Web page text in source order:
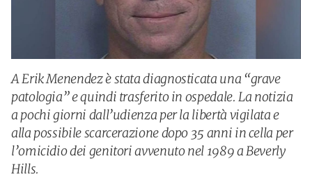
A Erik Menendez è stata diagnosticata una “grave
patologia” e quindi trasferito in ospedale. La notizia
a pochi giorni dall’udienza per la libertà vigilata e
alla possibile scarcerazione dopo 35 anni in cella per
l’omicidio dei genitori avvenuto nel 1989 a Beverly
Hills.